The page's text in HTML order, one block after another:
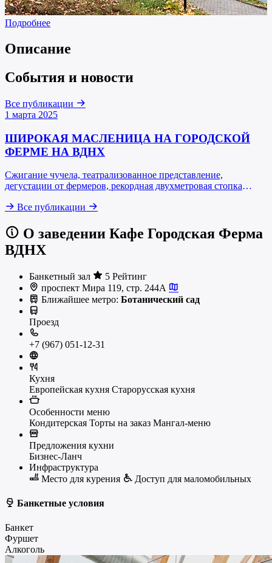
Подробнее
Описание
События и новости
Все публикации
1 марта 2025
ШИРОКАЯ МАСЛЕНИЦА НА ГОРОДСКОЙ
ФЕРМЕ НА ВДНХ
Сжигание чучела, театрализованное представление,
дегустации от фермеров, рекордная двухметровая стопка
Все публикации
О заведении Кафе Городская Ферма
ВДНХ
Банкетный зал
5 Рейтинг
проспект Мира 119, стр. 244А
Ближайшее метро: Ботанический сад
Проезд
+7 (967) 051-12-31
Кухня
Европейская кухня Старорусская кухня
Особенности меню
Кондитерская Торты на заказ Мангал-меню
Предложения кухни
Бизнес-Ланч
Инфраструктура
Место для курения
Доступ для маломобильных
Банкетные условия
Банкет
Фуршет
Алкоголь